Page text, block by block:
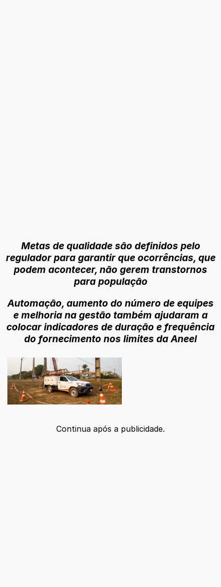
Metas de qualidade são definidos pelo
regulador para garantir que ocorrências, que
podem acontecer, não gerem transtornos
para população
Automação, aumento do número de equipes
e melhoria na gestão também ajudaram a
colocar indicadores de duração e frequência
do fornecimento nos limites da Aneel
Continua após a publicidade.